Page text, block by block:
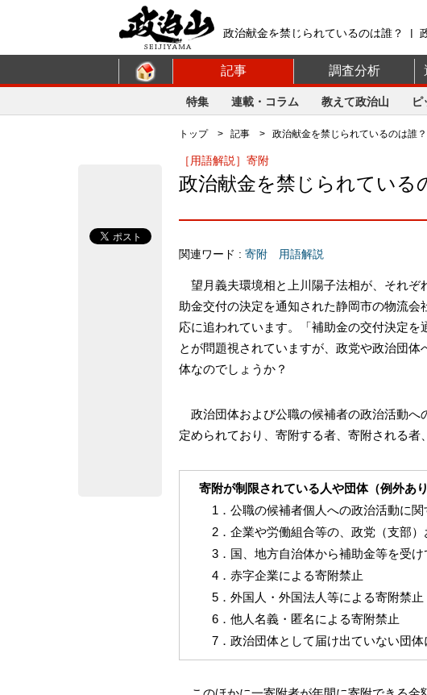
政治献金を禁じられているのは誰？ |
記事 調査分析
特集 連載・コラム 教えて政治山 ピ
トップ> 記事 > 政治献金を禁じられているのは誰？
［用語解説］寄附
政治献金を禁じられている
関連ワード : 寄附 用語解説
望月義夫環境相と上川陽子法相が、それぞ
助金交付の決定を通知された静岡市の物流
応に追われています。「補助金の交付決定
とが問題視されていますが、政党や政治団
体なのでしょうか？
政治団体および公職の候補者の政治活動へ
定められており、寄附する者、寄附される者
寄附が制限されている人や団体（例外あり
1．公職の候補者個人への政治活動に
2．企業や労働組合等の、政党（支部
3．国、地方自治体から補助金等を受
4．赤字企業による寄附禁止
5．外国人・外国法人等による寄附禁止
6．他人名義・匿名による寄附禁止
7．政治団体として届け出ていない団